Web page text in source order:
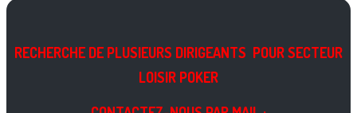
RECHERCHE DE PLUSIEURS DIRIGEANTS POUR SECTEUR
LOISIR POKER